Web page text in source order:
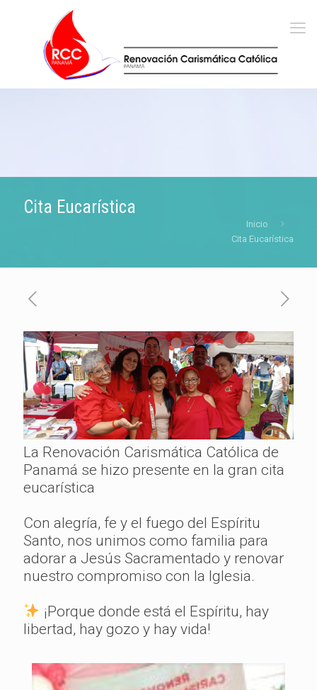
Cita Eucarística
Inicio
Cita Eucarística
La Renovación Carismática Católica de
Panamá se hizo presente en la gran cita
eucarística
Con alegría, fe y el fuego del Espíritu
Santo, nos unimos como familia para
adorar a Jesús Sacramentado y renovar
nuestro compromiso con la Iglesia.
¡Porque donde está el Espíritu, hay
libertad, hay gozo y hay vida!